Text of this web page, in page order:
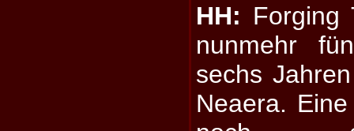
HH: Forging
nunmehr
sechs
Neaera.